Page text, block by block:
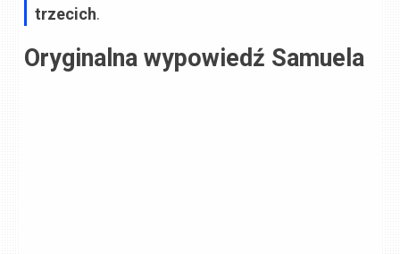
trzecich.
Oryginalna wypowiedź Samuela